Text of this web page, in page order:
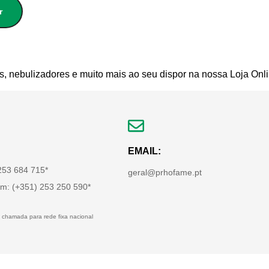
nebulizadores e muito mais ao seu dispor na nossa Loja
684 715*
(+351) 253 250 590*
chamada para rede fixa nacional
EMAIL:
geral@prhofame.pt